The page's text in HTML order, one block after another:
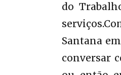
do
Santana
conversar